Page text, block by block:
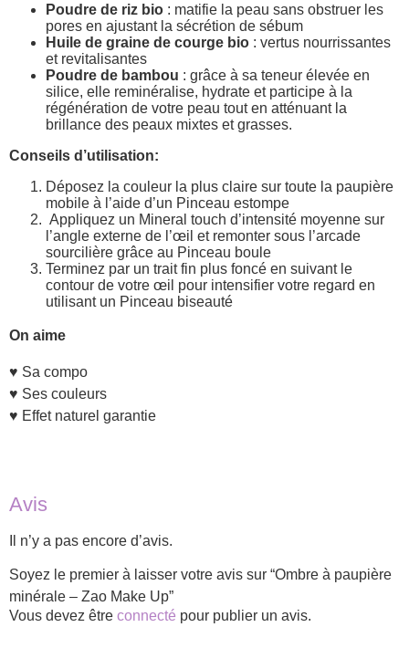
Poudre de riz bio : matifie la peau sans obstruer les
pores en ajustant la sécrétion de sébum
Huile de graine de courge bio : vertus nourrissantes
et revitalisantes
Poudre de bambou : grâce à sa teneur élevée en
silice, elle reminéralise, hydrate et participe à la
régénération de votre peau tout en atténuant la
brillance des peaux mixtes et grasses.
Conseils d’utilisation:
Déposez la couleur la plus claire sur toute la paupière
mobile à l’aide d’un Pinceau estompe
Appliquez un Mineral touch d’intensité moyenne sur
l’angle externe de l’œil et remonter sous l’arcade
sourcilière grâce au Pinceau boule
Terminez par un trait fin plus foncé en suivant le
contour de votre œil pour intensifier votre regard en
utilisant un Pinceau biseauté
On aime
♥ Sa compo
♥ Ses couleurs
♥ Effet naturel garantie
Avis
Il n’y a pas encore d’avis.
Soyez le premier à laisser votre avis sur “Ombre à paupière
minérale – Zao Make Up”
Vous devez être connecté pour publier un avis.